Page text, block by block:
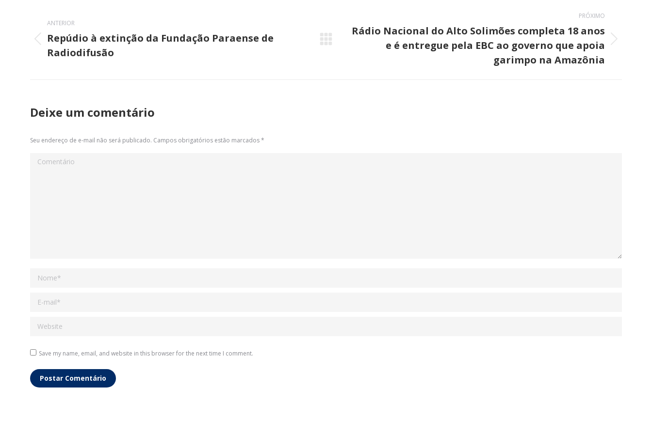
de
post:
ANTERIOR
Post
anterior:
Repúdio à extinção da Fundação Paraense de
Radiodifusão
PRÓXIMO
Rádio Nacional do Alto Solimões completa 18 anos
e é entregue pela EBC ao governo que apoia
garimpo na Amazônia
Deixe um comentário
Seu endereço de e-mail não será publicado. Campos obrigatórios estão marcados*
Comentário
Nome *
E-mail *
Website
Save my name, email, and website in this browser for the next time I comment.
Postar Comentário